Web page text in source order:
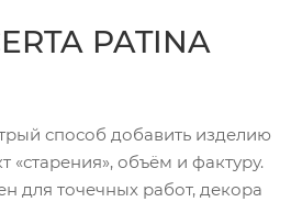
PATINA
способ добавить изделию
объём и фактуру.
для точечных работ, декора